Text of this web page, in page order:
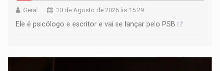
Geral 10 de Agosto de 2026 às 15:29
Ele é psicólogo e escritor e vai se lançar pelo PSB